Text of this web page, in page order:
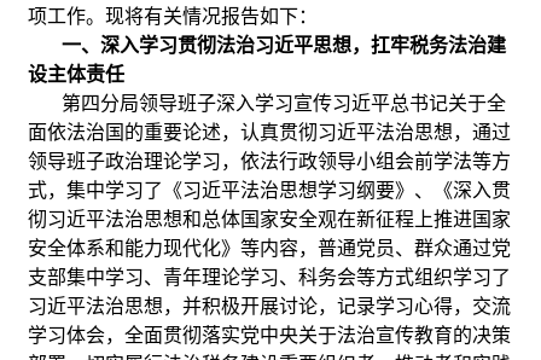
项工作。现将有关情况报告如下：
一、深入学习贯彻法治习近平思想，扛牢税务法治建
设主体责任
第四分局领导班子深入学习宣传习近平总书记关于全
面依法治国的重要论述，认真贯彻习近平法治思想，通过
领导班子政治理论学习，依法行政领导小组会前学法等方
式，集中学习了《习近平法治思想学习纲要》、《深入贯
彻习近平法治思想和总体国家安全观在新征程上推进国家
安全体系和能力现代化》等内容，普通党员、群众通过党
支部集中学习、青年理论学习、科务会等方式组织学习了
习近平法治思想，并积极开展讨论，记录学习心得，交流
学习体会，全面贯彻落实党中央关于法治宣传教育的决策